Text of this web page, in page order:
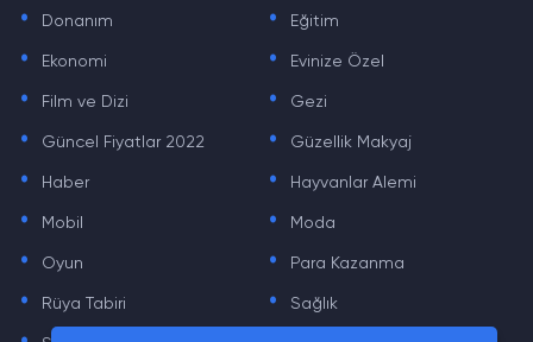
Donanım Eğitim
. Ekonomi . Evinize Özel
. Film ve Dizi . Gezi
. Güncel Fiyatlar 2022 . Güzellik Makyaj
. Haber . Hayvanlar Alemi
. Mobil . Moda
. Oyun . Para Kazanma
. Rüya Tabiri . Sağlık
. .